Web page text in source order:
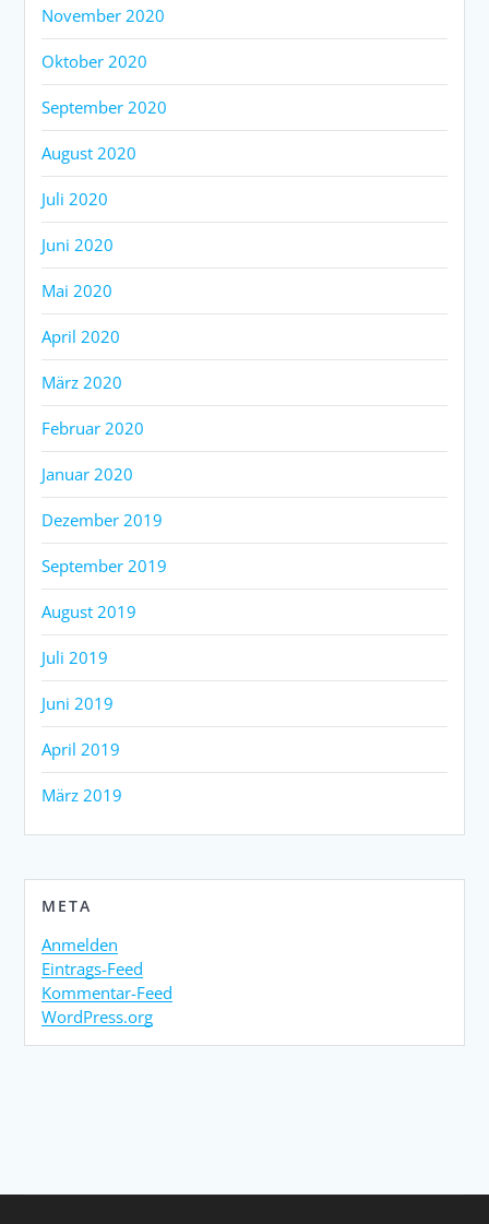
November 2020
Oktober 2020
September 2020
August 2020
Juli 2020
Juni 2020
Mai 2020
April 2020
März 2020
Februar 2020
Januar 2020
Dezember 2019
September 2019
August 2019
Juli 2019
Juni 2019
April 2019
März 2019
META
Anmelden
Eintrags-Feed
Kommentar-Feed
WordPress.org